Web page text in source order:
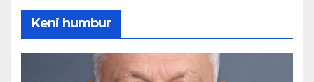
Keni humbur